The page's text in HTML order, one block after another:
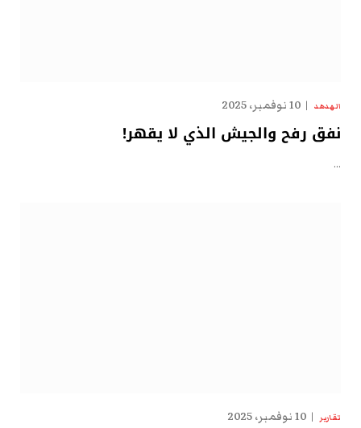
الهدهد 10 نوفمبر، 2025
نفق رفح والجيش الذي لا يقهر!
…
تقارير 10 نوفمبر، 2025